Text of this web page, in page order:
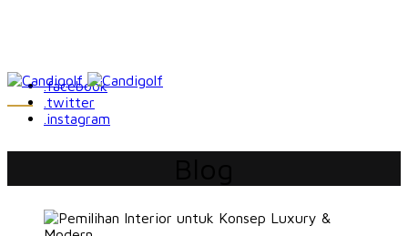
.facebook
.twitter
.instagram